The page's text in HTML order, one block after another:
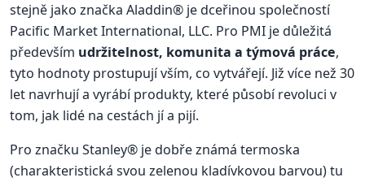
stejně jako značka Aladdin® je dceřinou společností
Pacific Market International, LLC. Pro PMI je důležitá
především udržitelnost, komunita a týmová práce,
tyto hodnoty prostupují vším, co vytvářejí. Již více než 30
let navrhují a vyrábí produkty, které působí revoluci v
tom, jak lidé na cestách jí a pijí.
Pro značku Stanley® je dobře známá termoska
(charakteristická svou zelenou kladívkovou barvou) tu